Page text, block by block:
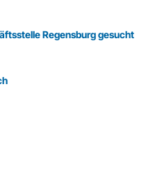
Regensburg gesucht